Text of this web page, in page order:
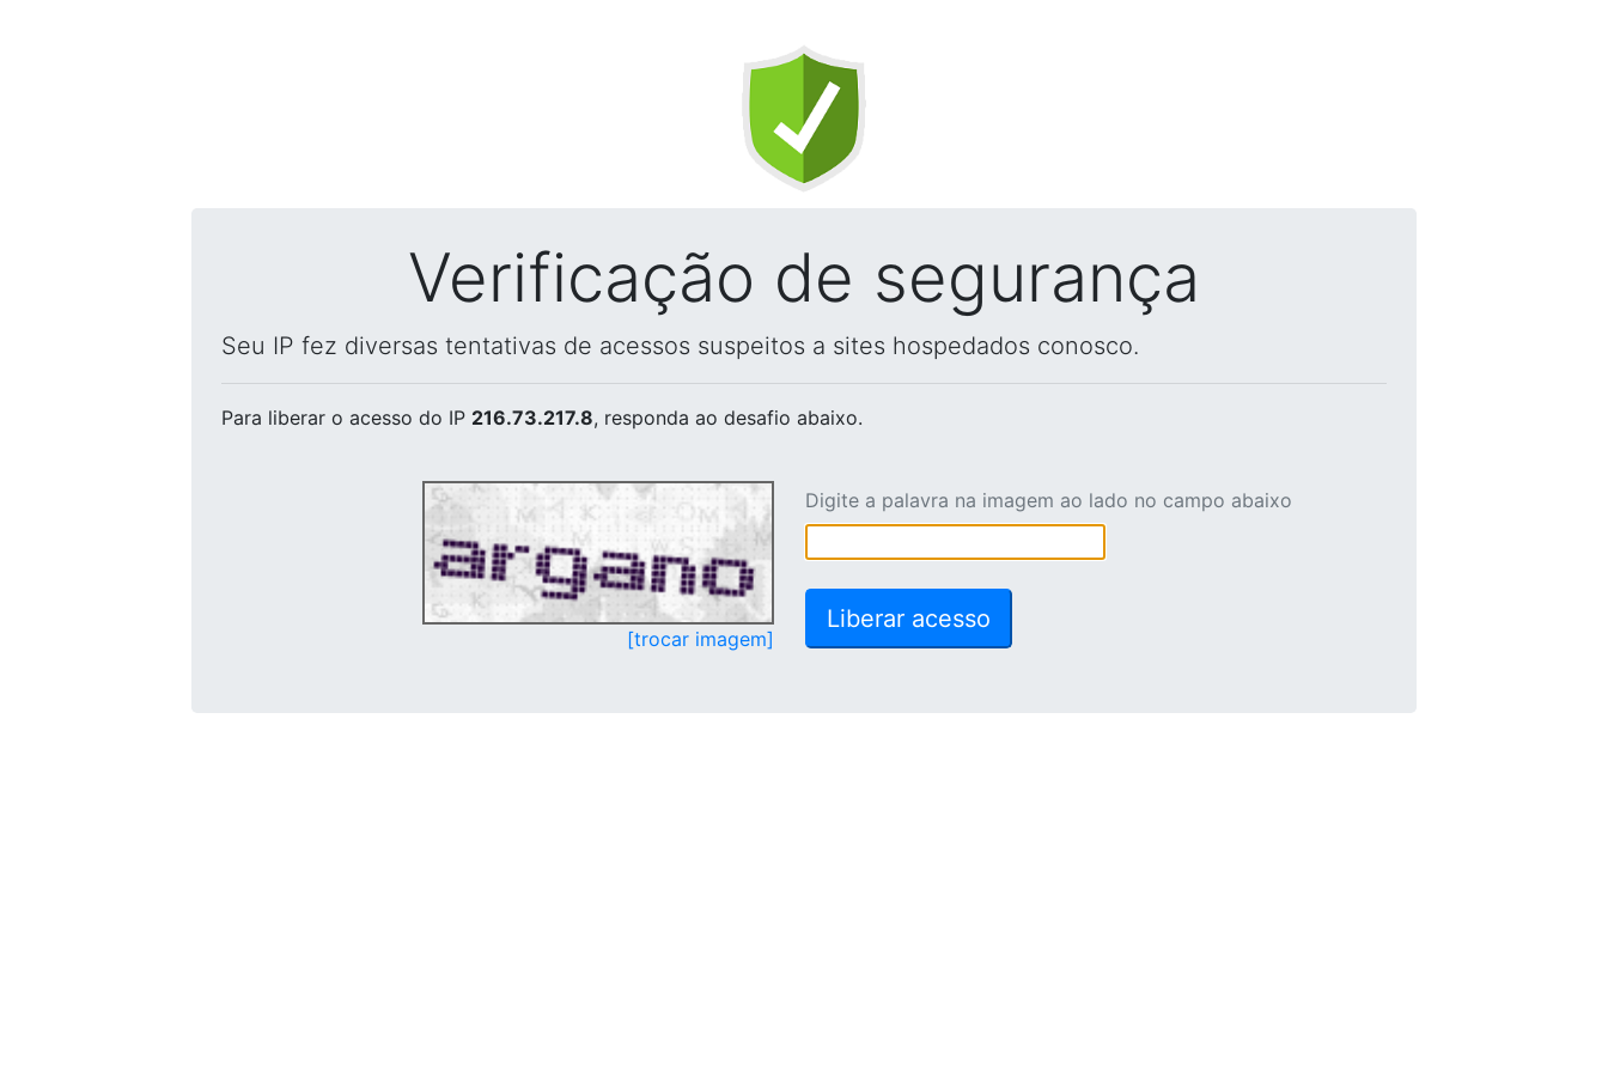
Verificação de segurança
Seu IP fez diversas tentativas de acessos suspeitos a sites hospedados conosco.
Para liberar o acesso do IP 216.73.217.8, responda ao desafio abaixo.
[trocar imagem]
Digite a palavra na imagem ao lado no campo abaixo